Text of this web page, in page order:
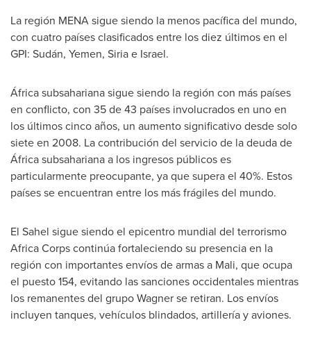
La región MENA sigue siendo la menos pacífica del mundo,
con cuatro países clasificados entre los diez últimos en el
GPI: Sudán, Yemen, Siria e Israel.
África subsahariana sigue siendo la región con más países
en conflicto, con 35 de 43 países involucrados en uno en
los últimos cinco años, un aumento significativo desde solo
siete en 2008. La contribución del servicio de la deuda de
África subsahariana a los ingresos públicos es
particularmente preocupante, ya que supera el 40%. Estos
países se encuentran entre los más frágiles del mundo.
El Sahel sigue siendo el epicentro mundial del terrorismo
Africa Corps continúa fortaleciendo su presencia en la
región con importantes envíos de armas a Mali, que ocupa
el puesto 154, evitando las sanciones occidentales mientras
los remanentes del grupo Wagner se retiran. Los envíos
incluyen tanques, vehículos blindados, artillería y aviones.